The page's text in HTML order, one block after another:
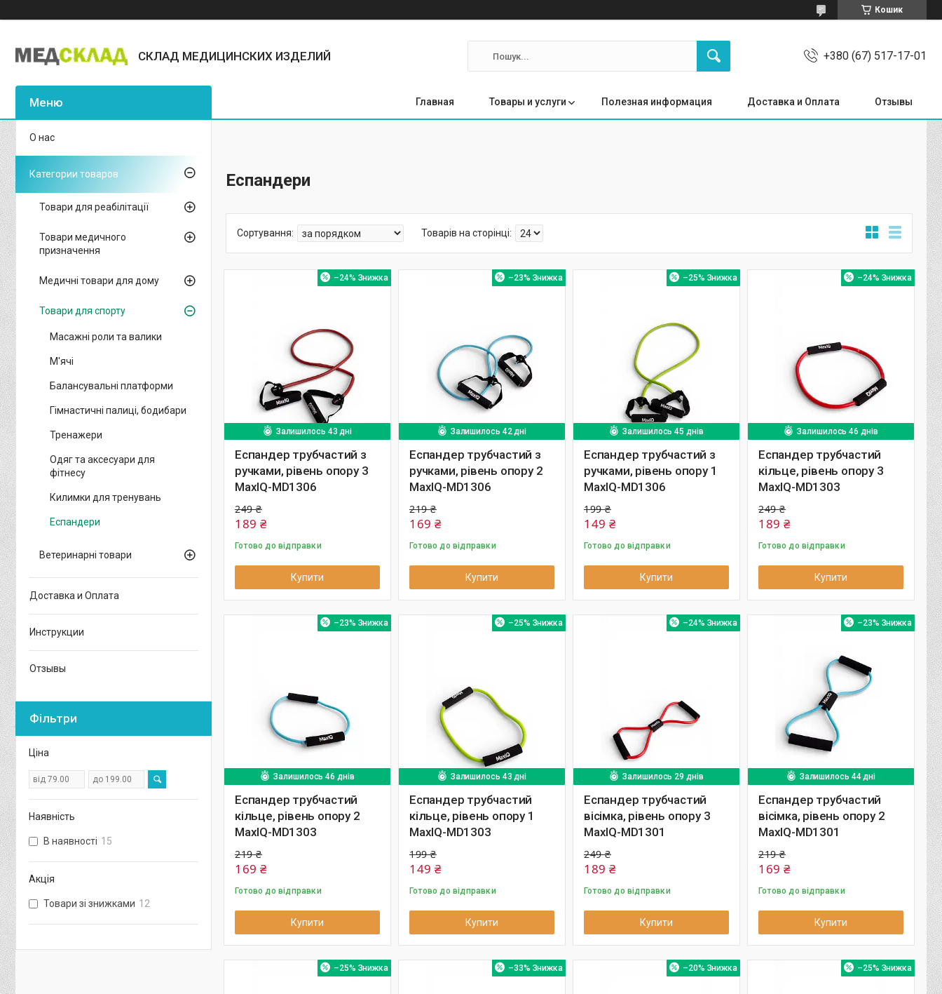
Кошик
СКЛАД МЕДИЦИНСКИХ ИЗДЕЛИЙ +380 (67) 517-17-01
Главная Товары и услуги Полезная информация Доставка и Оплата Отзывы
Еспандери
–24%
Залишилось 43 дні
Еспандер трубчастий з
ручками, рівень опору 3
MaxIQ-MD1306
249 ₴
189 ₴
Готово до відправки
Купити
–23%
Залишилось 42 дні
Еспандер трубчастий з
ручками, рівень опору 2
MaxIQ-MD1306
219 ₴
169 ₴
Готово до відправки
Купити
–25%
Залишилось 45 днів
Еспандер трубчастий з
ручками, рівень опору 1
MaxIQ-MD1306
199 ₴
149 ₴
Готово до відправки
Купити
–24%
Залишилось 46 днів
Еспандер трубчастий
кільце, рівень опору 3
MaxIQ-MD1303
249 ₴
189 ₴
Готово до відправки
Купити
–23%
Залишилось 46 днів
Еспандер трубчастий
кільце, рівень опору 2
MaxIQ-MD1303
219 ₴
169 ₴
Готово до відправки
Купити
–25%
Залишилось 43 дні
Еспандер трубчастий
кільце, рівень опору 1
MaxIQ-MD1303
199 ₴
149 ₴
Готово до відправки
Купити
–24%
Залишилось 29 днів
Еспандер трубчастий
вісімка, рівень опору 3
MaxIQ-MD1301
249 ₴
189 ₴
Готово до відправки
Купити
–23%
Залишилось 44 дні
Еспандер трубчастий
вісімка, рівень опору 2
MaxIQ-MD1301
219 ₴
169 ₴
Готово до відправки
Купити
–25% –33% –20% –25%
О нас
Категории товаров
Товари для реабілітації
Товари медичного
призначення
Медичні товари для дому
Товари для спорту
Масажні роли та валики
М'ячі
Балансувальні платформи
Гімнастичні палиці, бодибари
Тренажери
Одяг та аксесуари для
фітнесу
Килимки для тренувань
Еспандери
Ветеринарні товари
Доставка и Оплата
Инструкции
Отзывы
Фільтри
Ціна
Наявність
В наявності 15
Акція
Товари зі знижками 12